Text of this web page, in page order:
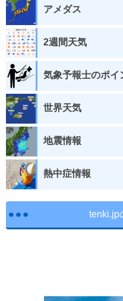
アメダス
2週間天気
気象予報士のポイ
世界天気
地震情報
熱中症情報
tenki.jp